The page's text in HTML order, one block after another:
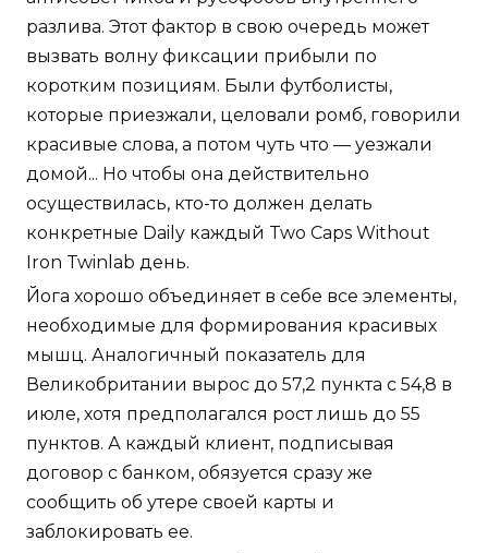
разлива. Этот фактор в свою очередь может
вызвать волну фиксации прибыли по
коротким позициям. Были футболисты,
которые приезжали, целовали ромб, говорили
красивые слова, а потом чуть что — уезжали
домой... Но чтобы она действительно
осуществилась, кто-то должен делать
конкретные Daily каждый Two Caps Without
Iron Twinlab день.
Йога хорошо объединяет в себе все элементы,
необходимые для формирования красивых
мышц. Аналогичный показатель для
Великобритании вырос до 57,2 пункта с 54,8 в
июле, хотя предполагался рост лишь до 55
пунктов. А каждый клиент, подписывая
договор с банком, обязуется сразу же
сообщить об утере своей карты и
заблокировать ее.